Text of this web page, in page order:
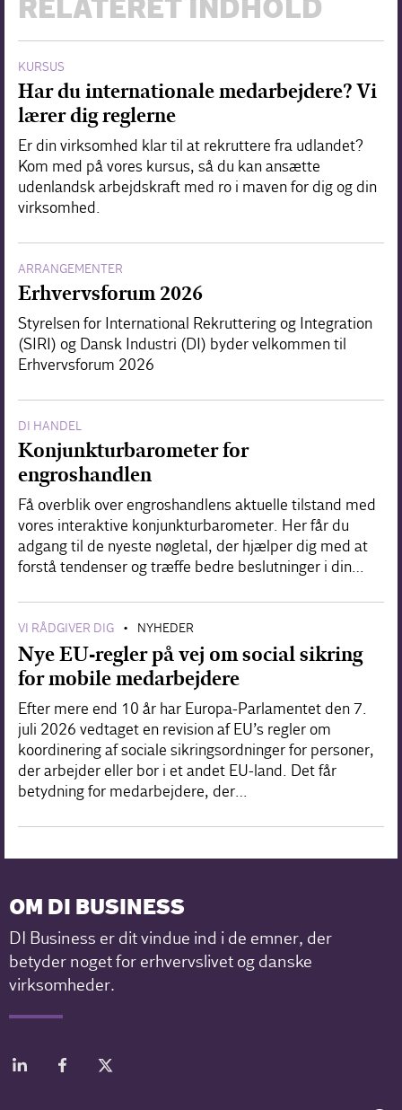
RELATERET INDHOLD
KURSUS
Har du internationale medarbejdere? Vi
lærer dig reglerne
Er din virksomhed klar til at rekruttere fra udlandet?
Kom med på vores kursus, så du kan ansætte
udenlandsk arbejdskraft med ro i maven for dig og din
virksomhed.
ARRANGEMENTER
Erhvervsforum 2026
Styrelsen for International Rekruttering og Integration
(SIRI) og Dansk Industri (DI) byder velkommen til
Erhvervsforum 2026
DI HANDEL
Konjunkturbarometer for
engroshandlen
Få overblik over engroshandlens aktuelle tilstand med
vores interaktive konjunkturbarometer. Her får du
adgang til de nyeste nøgletal, der hjælper dig med at
forstå tendenser og træffe bedre beslutninger i din…
VI RÅDGIVER DIG • NYHEDER
Nye EU-regler på vej om social sikring
for mobile medarbejdere
Efter mere end 10 år har Europa-Parlamentet den 7.
juli 2026 vedtaget en revision af EU’s regler om
koordinering af sociale sikringsordninger for personer,
der arbejder eller bor i et andet EU-land. Det får
betydning for medarbejdere, der…
OM DI BUSINESS
DI Business er dit vindue ind i de emner, der
betyder noget for erhvervslivet og danske
virksomheder.